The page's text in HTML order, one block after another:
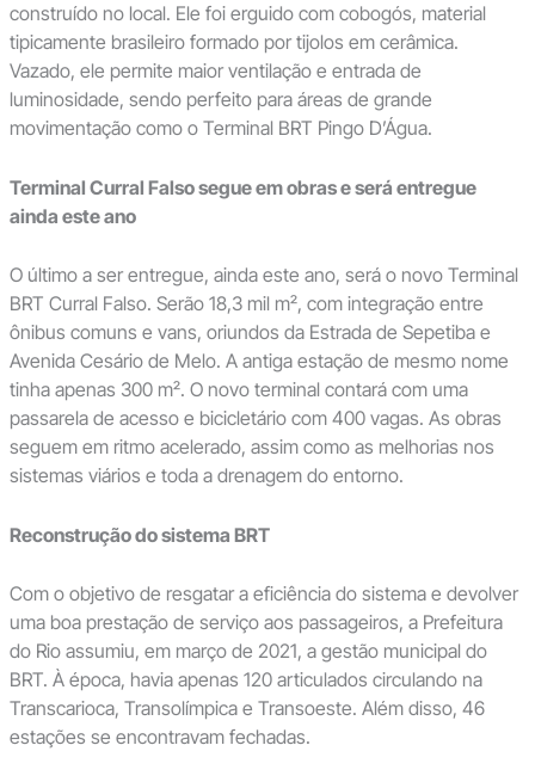
construído no local. Ele foi erguido com cobogós, material
tipicamente brasileiro formado por tijolos em cerâmica.
Vazado, ele permite maior ventilação e entrada de
luminosidade, sendo perfeito para áreas de grande
movimentação como o Terminal BRT Pingo D’Água.
Terminal Curral Falso segue em obras e será entregue
ainda este ano
O último a ser entregue, ainda este ano, será o novo Terminal
BRT Curral Falso. Serão 18,3 mil m², com integração entre
ônibus comuns e vans, oriundos da Estrada de Sepetiba e
Avenida Cesário de Melo. A antiga estação de mesmo nome
tinha apenas 300 m². O novo terminal contará com uma
passarela de acesso e bicicletário com 400 vagas. As obras
seguem em ritmo acelerado, assim como as melhorias nos
sistemas viários e toda a drenagem do entorno.
Reconstrução do sistema BRT
Com o objetivo de resgatar a eficiência do sistema e devolver
uma boa prestação de serviço aos passageiros, a Prefeitura
do Rio assumiu, em março de 2021, a gestão municipal do
BRT. À época, havia apenas 120 articulados circulando na
Transcarioca, Transolímpica e Transoeste. Além disso, 46
estações se encontravam fechadas.